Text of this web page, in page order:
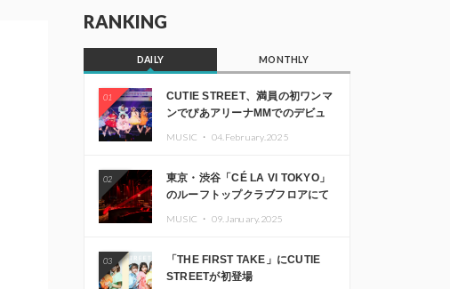
RANKING
DAILY MONTHLY
01
CUTIE STREET、満員の初ワンマ
ンでぴあアリーナMMでのデビュ
MUSIC ・ 04.February.2025
02
東京・渋谷「CÉ LA VI TOKYO」
のルーフトップクラブフロアにて
Kza（FORCE OF NATURE）ら日
本を代表するDJ・クリエイターが
MUSIC ・ 09.January.2025
03
「THE FIRST TAKE」にCUTIE
STREETが初登場